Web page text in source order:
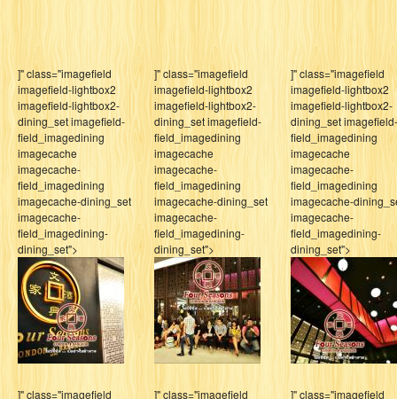
]" class="imagefield
imagefield-lightbox2
imagefield-lightbox2-
dining_set imagefield-
field_imagedining
imagecache
imagecache-
field_imagedining
imagecache-dining_set
imagecache-
field_imagedining-
dining_set">
]" class="imagefield
imagefield-lightbox2
imagefield-lightbox2-
dining_set imagefield-
field_imagedining
imagecache
imagecache-
field_imagedining
imagecache-dining_set
imagecache-
field_imagedining-
dining_set">
]" class="imagefield
imagefield-lightbox2
imagefield-lightbox2-
dining_set imagefield-
field_imagedining
imagecache
imagecache-
field_imagedining
imagecache-
imagecache-
field_imagedining-
dining_set">
]" class="imagefield
]" class="imagefield
]" class="imagefield